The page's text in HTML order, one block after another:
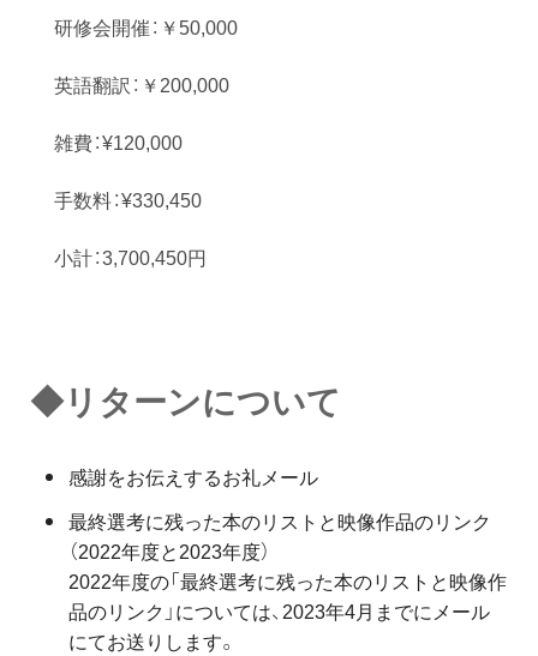
研修会開催：￥50,000
英語翻訳：￥200,000
雑費：¥120,000
手数料：¥330,450
小計：3,700,450円
◆リターンについて
感謝をお伝えするお礼メール
最終選考に残った本のリストと映像作品のリンク
（2022年度と2023年度）
2022年度の「最終選考に残った本のリストと映像作
品のリンク」については、2023年4月までにメール
にてお送りします。